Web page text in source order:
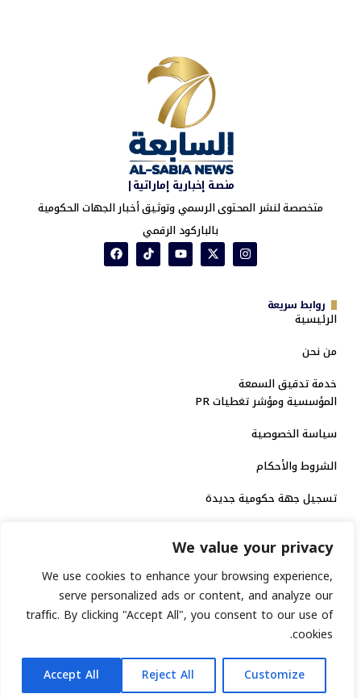
We value your privacy
We use cookies to enhance your browsing experience,
serve personalized ads or content, and analyze our
traffic. By clicking "Accept All", you consent to our use of
cookies.
Customize
Reject All
Accept All
منصة إخبارية إماراتية|
متخصصة لنشر المحتوى الرسمي وتوثيق أخبار الجهات الحكومية
بالباركود الرقمي
روابط سريعة
الرئيسية
من نحن
خدمة تدقيق السمعة
المؤسسية ومؤشر تغطيات PR
سياسة الخصوصية
الشروط والأحكام
تسجيل جهة حكومية جديدة
الاعتماد الرسمي
منصة إخبارية مرخصة
رقم الترخيص الاتحادي : 8793134
جميع حقوق التوثيق الرقمي محفوظة لمنصة السابعة © 2026. AR
انشر خبرك